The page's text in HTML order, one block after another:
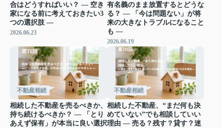
合はどうすればいい？ ― 空き
家になる前に考えておきたい3
つの選択肢 ―
2026.06.23
有名義のまま放置するとどうな
る？ ― 「今は問題ない」が将
来の大きなトラブルになること
も ―
2026.06.19
不動産相続
相続した不動産を売るべきか、
持ち続けるべきか？ ― 「とり
あえず保有」が本当に良い選択
不動産相続
相続した不動産、“まだ何も決
めていない”でも相談していい
理由 ― 売る？残す？貸す？迷